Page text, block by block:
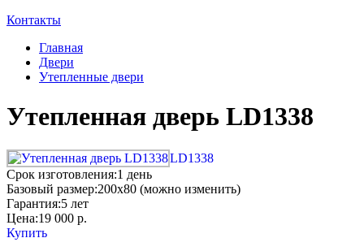
Контакты
Главная
Двери
Утепленные двери
Утепленная дверь LD1338
LD1338
Срок изготовления:1 день
Базовый размер:200x80 (можно изменить)
Гарантия:5 лет
Цена:19 000 р.
Купить